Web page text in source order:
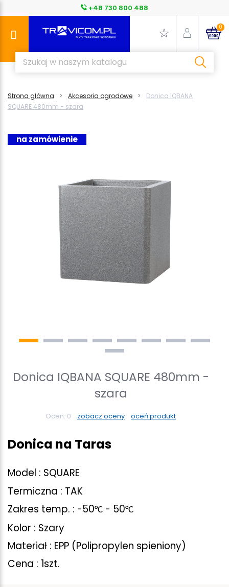
+48 730 800 488
0
Strona główna Akcesoria ogrodowe
Donica IQBANA
SQUARE 480mm - szara
na zamówienie
Donica IQBANA SQUARE 480mm -
szara
Ocen: 0 zobacz oceny oceń produkt
Donica na Taras
Model : SQUARE
Termiczna : TAK
Zakres temp. : -50°C - 50°C
Kolor : Szary
Materiał : EPP (Polipropylen spieniony)
Cena : 1szt.